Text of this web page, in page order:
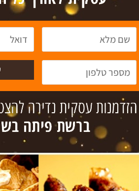
עסקים למכירה
צור קשר
טל´:072-394-2462
פקס: 09-8336808
www.insight-israel.co.il